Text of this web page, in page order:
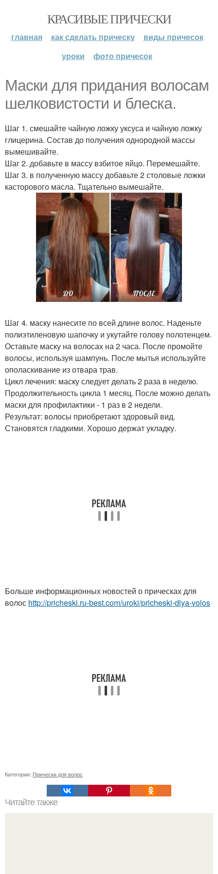
КРАСИВЫЕ ПРИЧЕСКИ
главная как сделать прическу
виды причесок
уроки
фото причесок
Маски для придания волосам
шелковистости и блеска.
Шаг 1. смешайте чайную ложку уксуса и чайную ложку
глицерина. Состав до получения однородной массы
вымешивайте.
Шаг 2. добавьте в массу взбитое яйцо. Перемешайте.
Шаг 3. в полученную массу добавьте 2 столовые ложки
касторового масла. Тщательно вымешайте.
Шаг 4. маску нанесите по всей длине волос. Наденьте
полиэтиленовую шапочку и укутайте голову полотенцем.
Оставьте маску на волосах на 2 часа. После промойте
волосы, используя шампунь. После мытья используйте
ополаскивание из отвара трав.
Цикл лечения: маску следует делать 2 раза в неделю.
Продолжительность цикла 1 месяц. После можно делать
маски для профилактики - 1 раз в 2 недели.
Результат: волосы приобретают здоровый вид.
Становятся гладкими. Хорошо держат укладку.
Больше информационных новостей о прическах для
волос http://pricheski.ru-best.com/uroki/pricheski-dlya-volos
Категории: Прически для волос
Читайте также